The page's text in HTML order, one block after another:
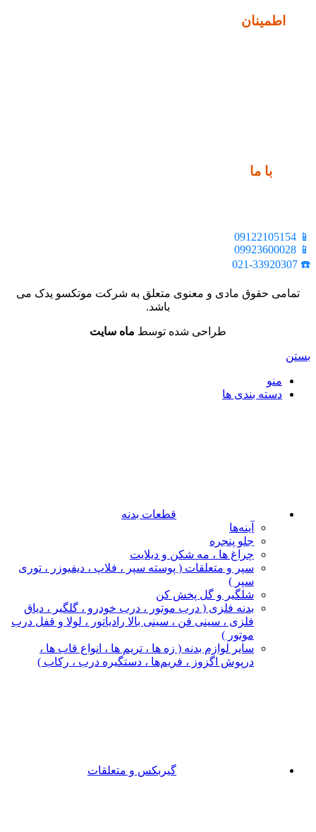
اطمینان
با ما
📱 09122105154
📱 09923600028
☎️ 021-33920307
تمامی حقوق مادی و معنوی متعلق به شرکت موتکسو یدک می
باشد.
طراحی شده توسط ماه سایت
بستن
منو
دسته بندی ها
قطعات بدنه
آینه‌ها
جلو پنجره
چراغ‌ ها ، مه‌ شکن و دیلایت
سپر و متعلقات ( پوسته سپر ، فلاپ ، دیفیوزر ، توری
سپر )
شلگیر و گل‌ پخش‌ کن
بدنه فلزی ( درب موتور ، درب خودرو ، گلگیر ، دیاق
فلزی ، سینی فن ، سینی بالا رادیاتور ، لولا و قفل درب
موتور )
سایر لوازم بدنه ( زه ها ، تریم ها ، انواع قاب ها ،
درپوش اگزوز ، فریم‌ها ، دستگیره درب ، رکاب )
گیربکس و متعلقات